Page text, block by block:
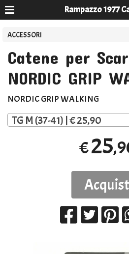
Rampazzo 1977
ACCESSORI
Catene per
NORDIC GRIP
NORDICGRIPWALKING
TG M (37-41) | € 25,90
€25